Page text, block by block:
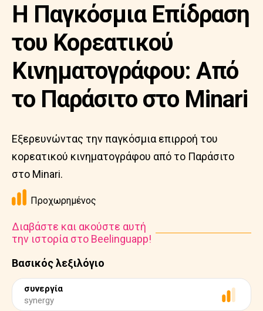
Βασικός λεξιλόγιο
συνεργία
synergy
Η Παγκόσμια Επίδραση
του Κορεατικού
Κινηματογράφου: Από
το Παράσιτο στο Minari
Εξερευνώντας την παγκόσμια επιρροή του
κορεατικού κινηματογράφου από το Παράσιτο
στο Minari.
Προχωρημένος
Διαβάστε και ακούστε αυτή
την ιστορία στο Beelinguapp!